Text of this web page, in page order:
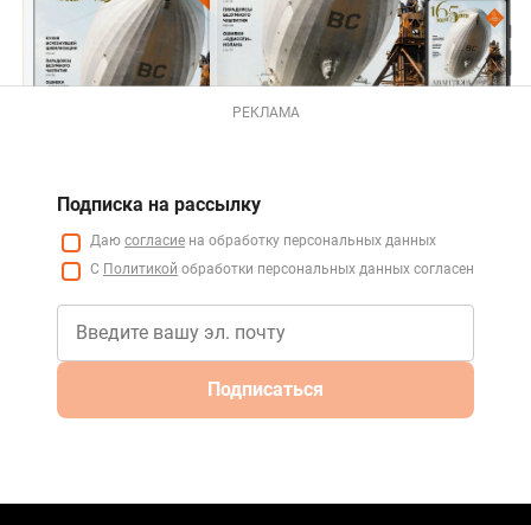
РЕКЛАМА
Подписка на рассылку
Даю согласие на обработку персональных данных
С Политикой обработки персональных данных согласен
Подписаться